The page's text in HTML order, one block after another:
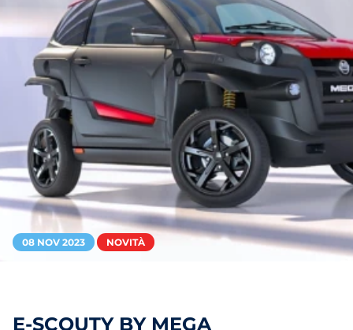
08 NOV 2023 NOVITÀ
E-SCOUTY BY MEGA